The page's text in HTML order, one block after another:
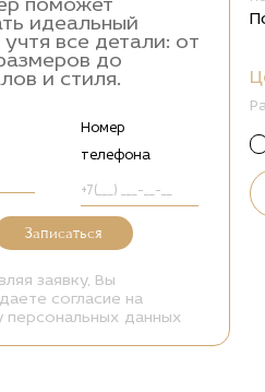
поможет
идеальный
учтя все детали: от
до
и стиля.
Номер
телефона
Записаться
заявку, Вы
согласие на
персональных данных